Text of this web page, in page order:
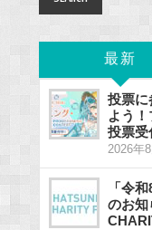
最新
投票に
よう
投票受
2026年
「令
のお知